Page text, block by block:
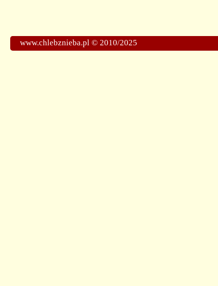
www.chlebznieba.pl © 2010/2025